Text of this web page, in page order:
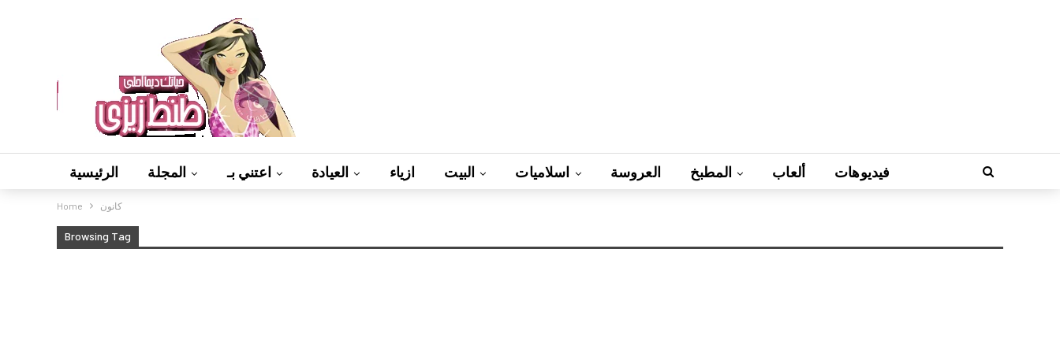
الرئيسية المجلة اعتني بـ العيادة ازياء البيت اسلاميات العروسة المطبخ ألعاب فيديوهات
Home كانون
Browsing Tag